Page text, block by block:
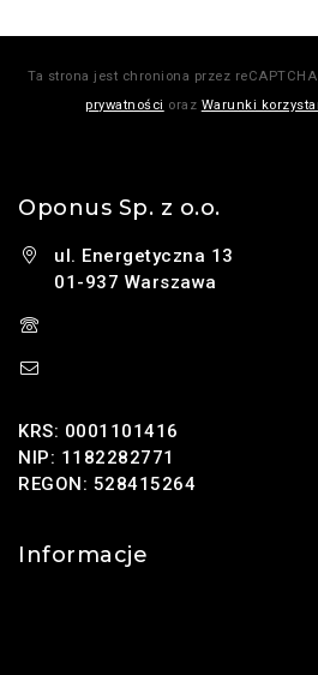
Ta strona jest chroniona przez
prywatności oraz Warunki
Oponus Sp. z o.o.
ul. Energetyczna 13
01-937 Warszawa
KRS: 0001101416
NIP: 1182282771
REGON: 528415264
Informacje